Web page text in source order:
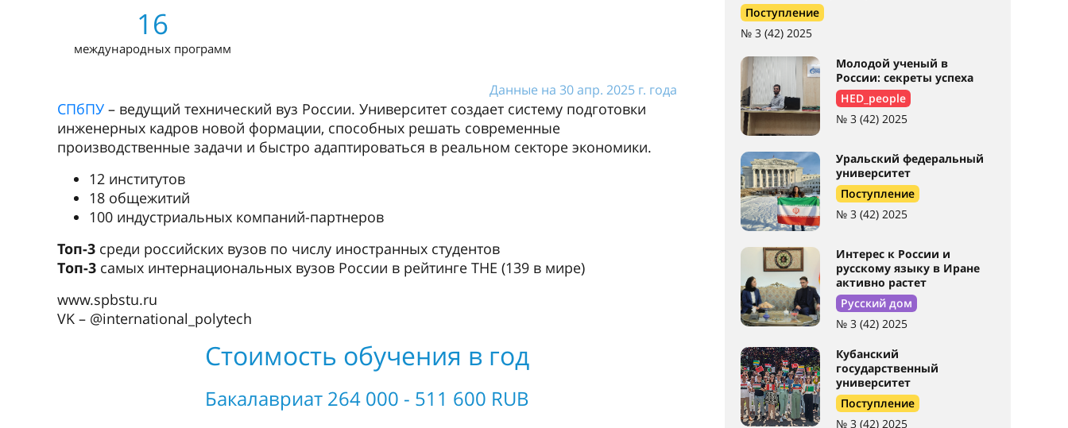
16
международных программ
Данные на 30 апр. 2025 г. года
СПбПУ – ведущий технический вуз России. Университет создает систему подготовки
инженерных кадров новой формации, способных решать современные
производственные задачи и быстро адаптироваться в реальном секторе экономики.
12 институтов
18 общежитий
100 индустриальных компаний-партнеров
Топ-3 среди российских вузов по числу иностранных студентов
Tоп-3 самых интернациональных вузов России в рейтинге THE (139 в мире)
www.spbstu.ru
VK – @international_polytech
Стоимость обучения в год
Бакалавриат 264 000 - 511 600 RUB
Поступление
№ 3 (42) 2025
Молодой ученый в
России: секреты успеха
HED_people
№ 3 (42) 2025
Уральский федеральный
университет
Поступление
№ 3 (42) 2025
Интерес к России и
русскому языку в Иране
активно растет
Русский дом
№ 3 (42) 2025
Кубанский
государственный
университет
Поступление
№ 3 (42) 2025